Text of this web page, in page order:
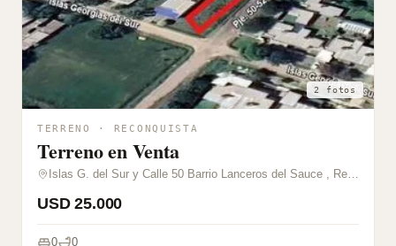
2 fotos
TERRENO · RECONQUISTA
Terreno en Venta
Islas G. del Sur y Calle 50 Barrio Lanceros del Sauce , Reconquista, Santa Fe
USD 25.000
0 0